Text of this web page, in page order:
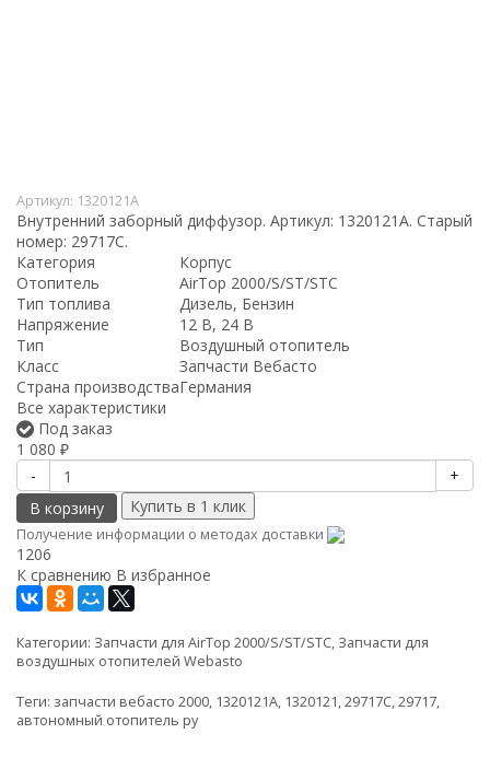
Артикул: 1320121A
Внутренний заборный диффузор. Артикул: 1320121A. Старый
номер: 29717С.
Категория
Корпус
Отопитель
AirTop 2000/S/ST/STC
Тип топлива
Дизель, Бензин
Напряжение
12 В, 24 В
Тип
Воздушный отопитель
Класс
Запчасти Вебасто
Страна производстваГермания
Все характеристики
Под заказ
1 080 ₽
-
+
В корзину
Получение информации о методах доставки
1206
К сравнению В избранное
Категории: Запчасти для AirTop 2000/S/ST/STC, Запчасти для
воздушных отопителей Webasto
Теги: запчасти вебасто 2000, 1320121A, 1320121,29717С,29717,
автономный отопитель ру